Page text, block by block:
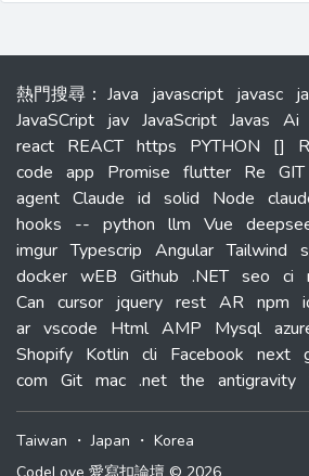
熱門搜尋 ： Java javascript javasc
JavaSCript jav JavaScript Javas Ai
react REACT https PYTHON []
code app Promise flutter Re GIT
agent Claude id solid Node
hooks
-- python llm Vue
imgur Typescrip Angular Tailwind
docker wEB Github .NET seo ci
Can cursor jquery rest AR npm
ar vscode Html AMP Mysql
Shopify Kotlin cli Facebook next
com Git mac .net the antigravity
Taiwan ・Japan ・ Korea